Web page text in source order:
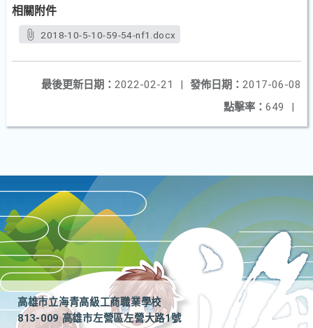
相關附件
2018-10-5-10-59-54-nf1.docx
發佈日期： 2017-06-08
最後更新日期： 2022-02-21
|
點擊率： 649 |
高雄市立海青高級工商職業學校
813-009 高雄市左營區左營大路1號